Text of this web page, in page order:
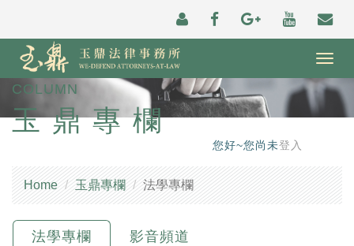
COLUMN
玉鼎專欄
您好~您尚未登入
Home 玉鼎專欄 法學專欄
法學專欄 影音頻道